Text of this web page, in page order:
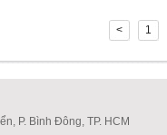
< 1
P. Bình Đông, TP. HCM